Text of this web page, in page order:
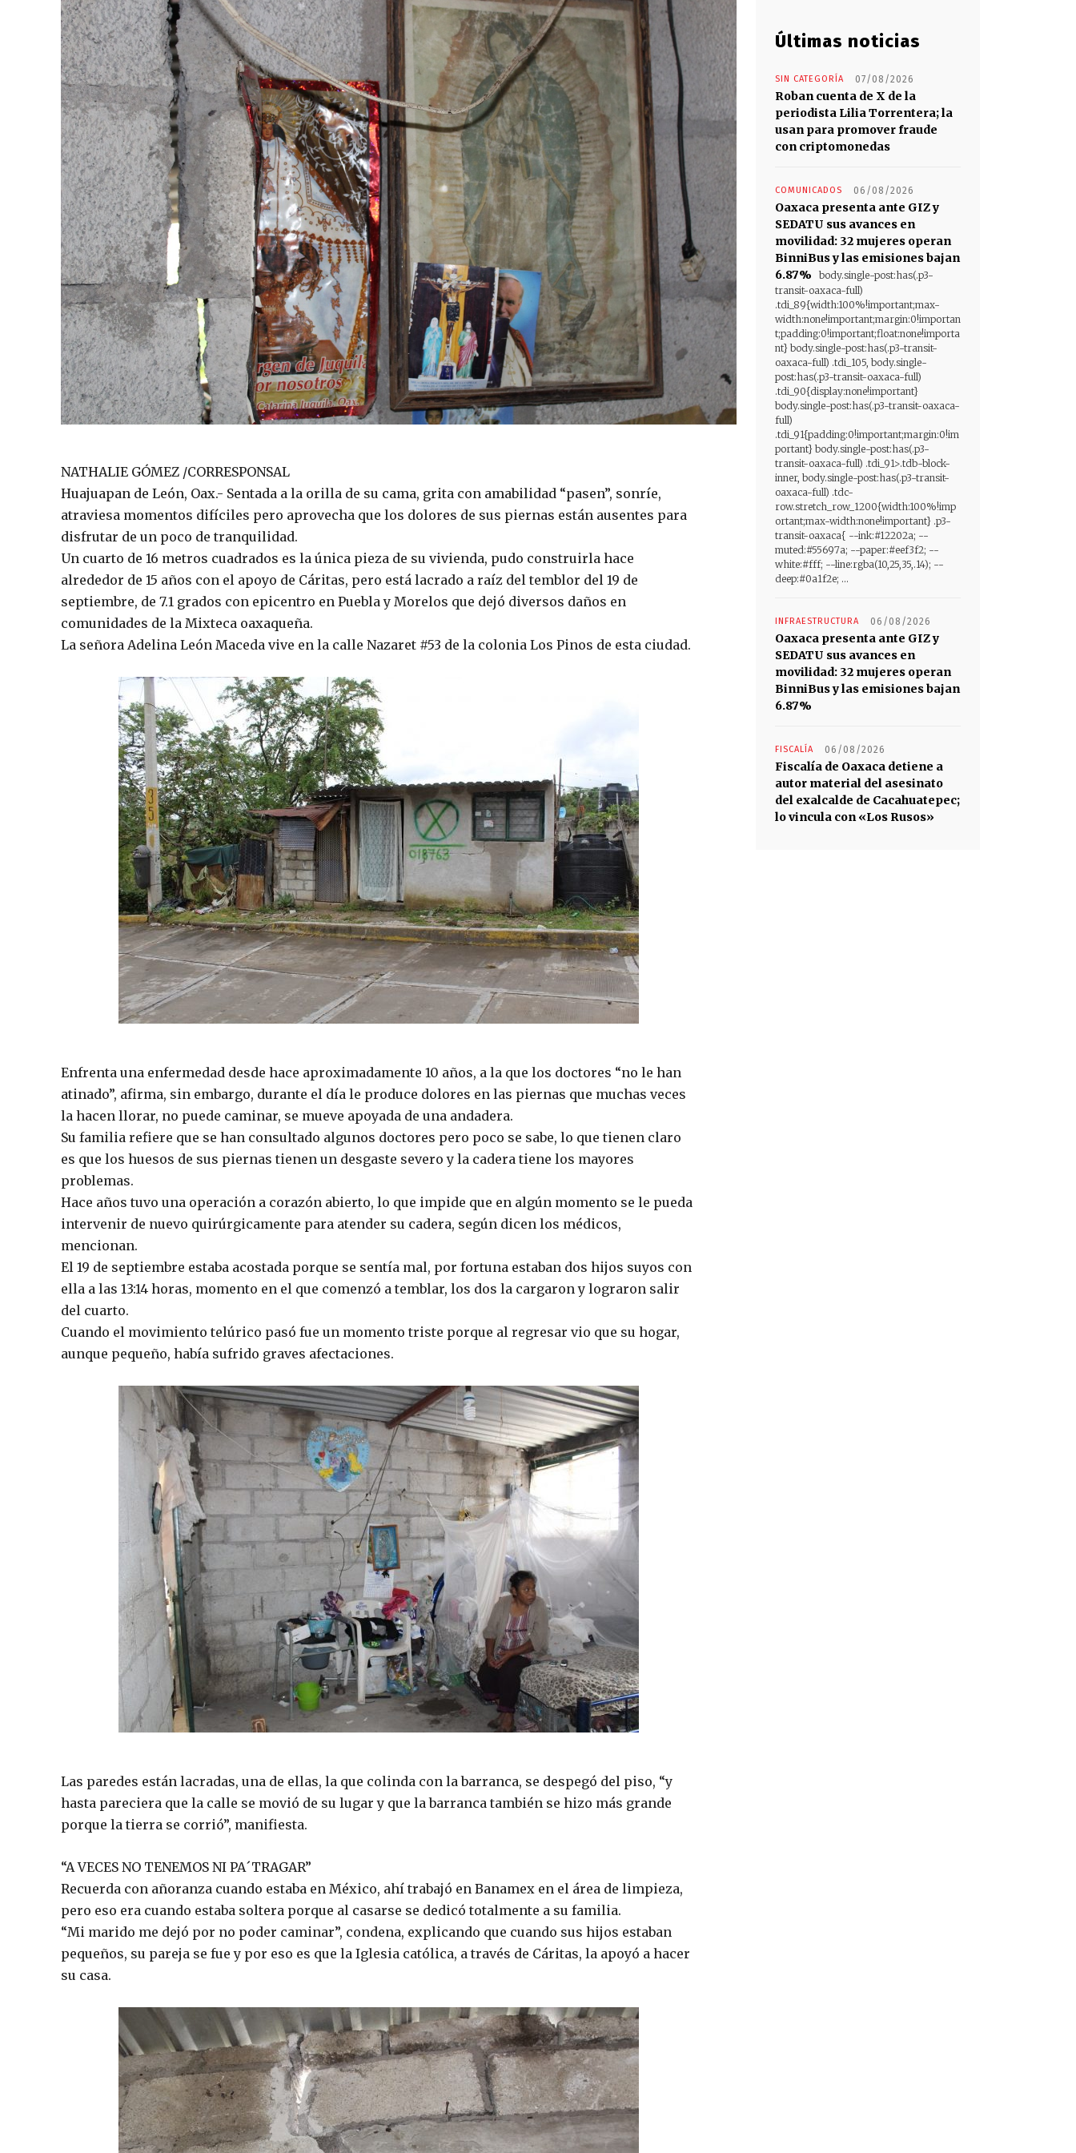
NATHALIE GÓMEZ /CORRESPONSAL
Huajuapan de León, Oax.- Sentada a la orilla de su cama, grita con amabilidad “pasen”, sonríe,
atraviesa momentos difíciles pero aprovecha que los dolores de sus piernas están ausentes para
disfrutar de un poco de tranquilidad.
Un cuarto de 16 metros cuadrados es la única pieza de su vivienda, pudo construirla hace
alrededor de 15 años con el apoyo de Cáritas, pero está lacrado a raíz del temblor del 19 de
septiembre, de 7.1 grados con epicentro en Puebla y Morelos que dejó diversos daños en
comunidades de la Mixteca oaxaqueña.
La señora Adelina León Maceda vive en la calle Nazaret #53 de la colonia Los Pinos de esta ciudad.
Enfrenta una enfermedad desde hace aproximadamente 10 años, a la que los doctores “no le han
atinado”, afirma, sin embargo, durante el día le produce dolores en las piernas que muchas veces
la hacen llorar, no puede caminar, se mueve apoyada de una andadera.
Su familia refiere que se han consultado algunos doctores pero poco se sabe, lo que tienen claro
es que los huesos de sus piernas tienen un desgaste severo y la cadera tiene los mayores
problemas.
Hace años tuvo una operación a corazón abierto, lo que impide que en algún momento se le pueda
intervenir de nuevo quirúrgicamente para atender su cadera, según dicen los médicos,
mencionan.
El 19 de septiembre estaba acostada porque se sentía mal, por fortuna estaban dos hijos suyos con
ella a las 13:14 horas, momento en el que comenzó a temblar, los dos la cargaron y lograron salir
del cuarto.
Cuando el movimiento telúrico pasó fue un momento triste porque al regresar vio que su hogar,
aunque pequeño, había sufrido graves afectaciones.
Las paredes están lacradas, una de ellas, la que colinda con la barranca, se despegó del piso, “y
hasta pareciera que la calle se movió de su lugar y que la barranca también se hizo más grande
porque la tierra se corrió”, manifiesta.
“A VECES NO TENEMOS NI PA´TRAGAR”
Recuerda con añoranza cuando estaba en México, ahí trabajó en Banamex en el área de limpieza,
pero eso era cuando estaba soltera porque al casarse se dedicó totalmente a su familia.
“Mi marido me dejó por no poder caminar”, condena, explicando que cuando sus hijos estaban
pequeños, su pareja se fue y por eso es que la Iglesia católica, a través de Cáritas, la apoyó a hacer
su casa.
Últimas noticias
SIN CATEGORÍA 07/08/2026
Roban cuenta de X de la
periodista Lilia Torrentera; la
usan para promover fraude
con criptomonedas
COMUNICADOS 06/08/2026
Oaxaca presenta ante GIZ y
SEDATU sus avances en
movilidad: 32 mujeres operan
BinniBus y las emisiones bajan
6.87%
body.single-post:has(.p3-
transit-oaxaca-full)
.tdi_89{width:100%!important;max-
width:none!important;margin:0!importan
t;padding:0!important;float:none!importa
nt} body.single-post:has(.p3-transit-
oaxaca-full) .tdi_105, body.single-
post:has(.p3-transit-oaxaca-full)
.tdi_90{display:none!important}
body.single-post:has(.p3-transit-oaxaca-
full)
.tdi_91{padding:0!important;margin:0!im
portant} body.single-post:has(.p3-
transit-oaxaca-full) .tdi_91>.tdb-block-
inner, body.single-post:has(.p3-transit-
oaxaca-full) .tdc-
row.stretch_row_1200{width:100%!imp
ortant;max-width:none!important} .p3-
transit-oaxaca{ --ink:#12202a; --
muted:#55697a; --paper:#eef3f2; --
white:#fff; --line:rgba(10,25,35,.14); --
deep:#0a1f2e; ...
INFRAESTRUCTURA 06/08/2026
Oaxaca presenta ante GIZ y
SEDATU sus avances en
movilidad: 32 mujeres operan
BinniBus y las emisiones bajan
6.87%
FISCALÍA 06/08/2026
Fiscalía de Oaxaca detiene a
autor material del asesinato
del exalcalde de Cacahuatepec;
lo vincula con «Los Rusos»